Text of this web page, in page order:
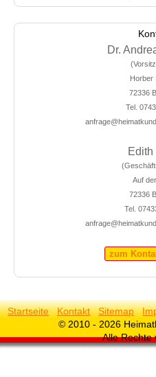
Dr.
Horber
72336
Tel.
Auf
72336
Tel.
zum
Startseite Kontakt Sitemap
© 2010 - 2026
Alle Rechte